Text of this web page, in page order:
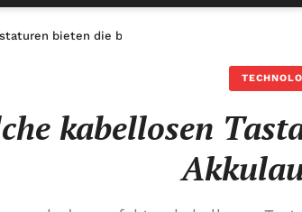
bieten die beste Akkulaufzeit?
kabellosen